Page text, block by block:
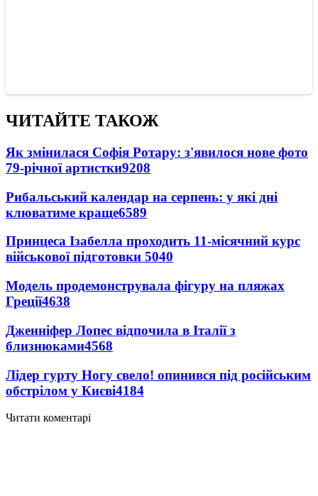
ЧИТАЙТЕ ТАКОЖ
Як змінилася Софія Ротару: з'явилося нове фото
79-річної артистки9208
Рибальський календар на серпень: у які дні
клюватиме краще6589
Принцеса Ізабелла проходить 11-місячний курс
військової підготовки 5040
Модель продемонструвала фігуру на пляжах
Греції4638
Дженніфер Лопес відпочила в Італії з
близнюками4568
Лідер гурту Ногу свело! опинився під російським
обстрілом у Києві4184
Читати коментарі